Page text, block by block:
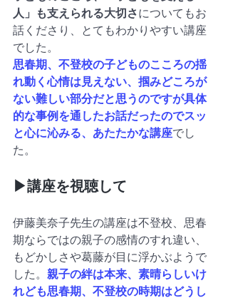
人」も支えられる大切さについてもお
話くださり、とてもわかりやすい講座
でした。
思春期、不登校の子どものこころの揺
れ動く心情は見えない、掴みどころが
ない難しい部分だと思うのですが具体
的な事例を通したお話だったのでスッ
と心に沁みる、あたたかな講座でし
た。
▶講座を視聴して
伊藤美奈子先生の講座は不登校、思春
期ならではの親子の感情のすれ違い、
もどかしさや葛藤が目に浮かぶようで
した。 親子の絆は本来、素晴らしいけ
れども思春期、不登校の時期はどうし